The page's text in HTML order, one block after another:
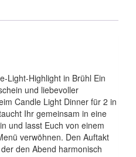
Light-Highlight in Brühl Ein
und liebevoller
Candle Light Dinner für 2 in
Ihr gemeinsam in eine
und lasst Euch von einem
verwöhnen. Den Auftakt
den Abend harmonisch